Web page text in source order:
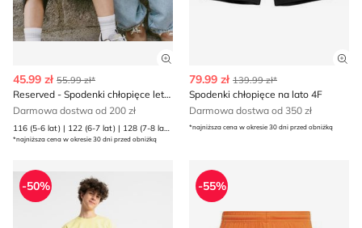
Zobacz szczegóły produktu
45.99 zł 55.99 zł*
Reserved - Spodenki chłopięce letnie
Darmowa dostwa od 200 zł
116 (5-6 lat) | 122 (6-7 lat) | 128 (7-8 lat) | 134 (8 lat) | 140 (9 lat) | 146 (10 lat) | 152 (11 lat) | 158 (12 lat) | 164 (13 lat) | 170 (13-14 lat)
*najniższa cena w okresie 30 dni przed obniżką
79.99 zł 139.99 zł*
Spodenki chłopięce na lato 4F
Darmowa dostwa od 350 zł
*najniższa cena w okresie 30 dni przed obniżką
Spodenki chłopięce letnie Reporter
-50%
Spodenki chłopięce na lato
-55%